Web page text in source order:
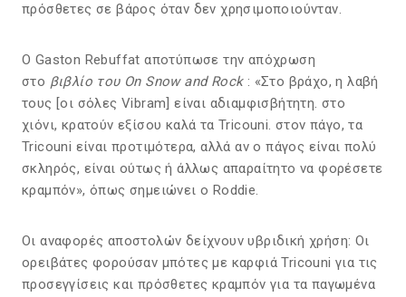
πρόσθετες σε βάρος όταν δεν χρησιμοποιούνταν.
Ο Gaston Rebuffat αποτύπωσε την απόχρωση
στο βιβλίο του On Snow and Rock: «Στο βράχο, η λαβή
τους [οι σόλες Vibram] είναι αδιαμφισβήτητη. στο
χιόνι, κρατούν εξίσου καλά τα Tricouni. στον πάγο, τα
Tricouni είναι προτιμότερα, αλλά αν ο πάγος είναι πολύ
σκληρός, είναι ούτως ή άλλως απαραίτητο να φορέσετε
κραμπόν», όπως σημειώνει ο Roddie.
Οι αναφορές αποστολών δείχνουν υβριδική χρήση: Οι
ορειβάτες φορούσαν μπότες με καρφιά Tricouni για τις
προσεγγίσεις και πρόσθετες κραμπόν για τα παγωμένα